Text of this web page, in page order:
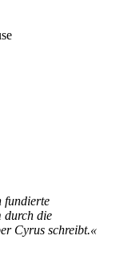
fundierte
durch die
Cyrus schreibt.«